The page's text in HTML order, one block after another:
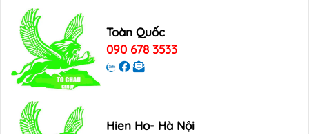
Toàn Quốc
090 678 3533
Hien Ho- Hà Nội